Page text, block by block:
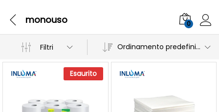
monouso 0
Filtri Ordinamento predefinito
Esaurito